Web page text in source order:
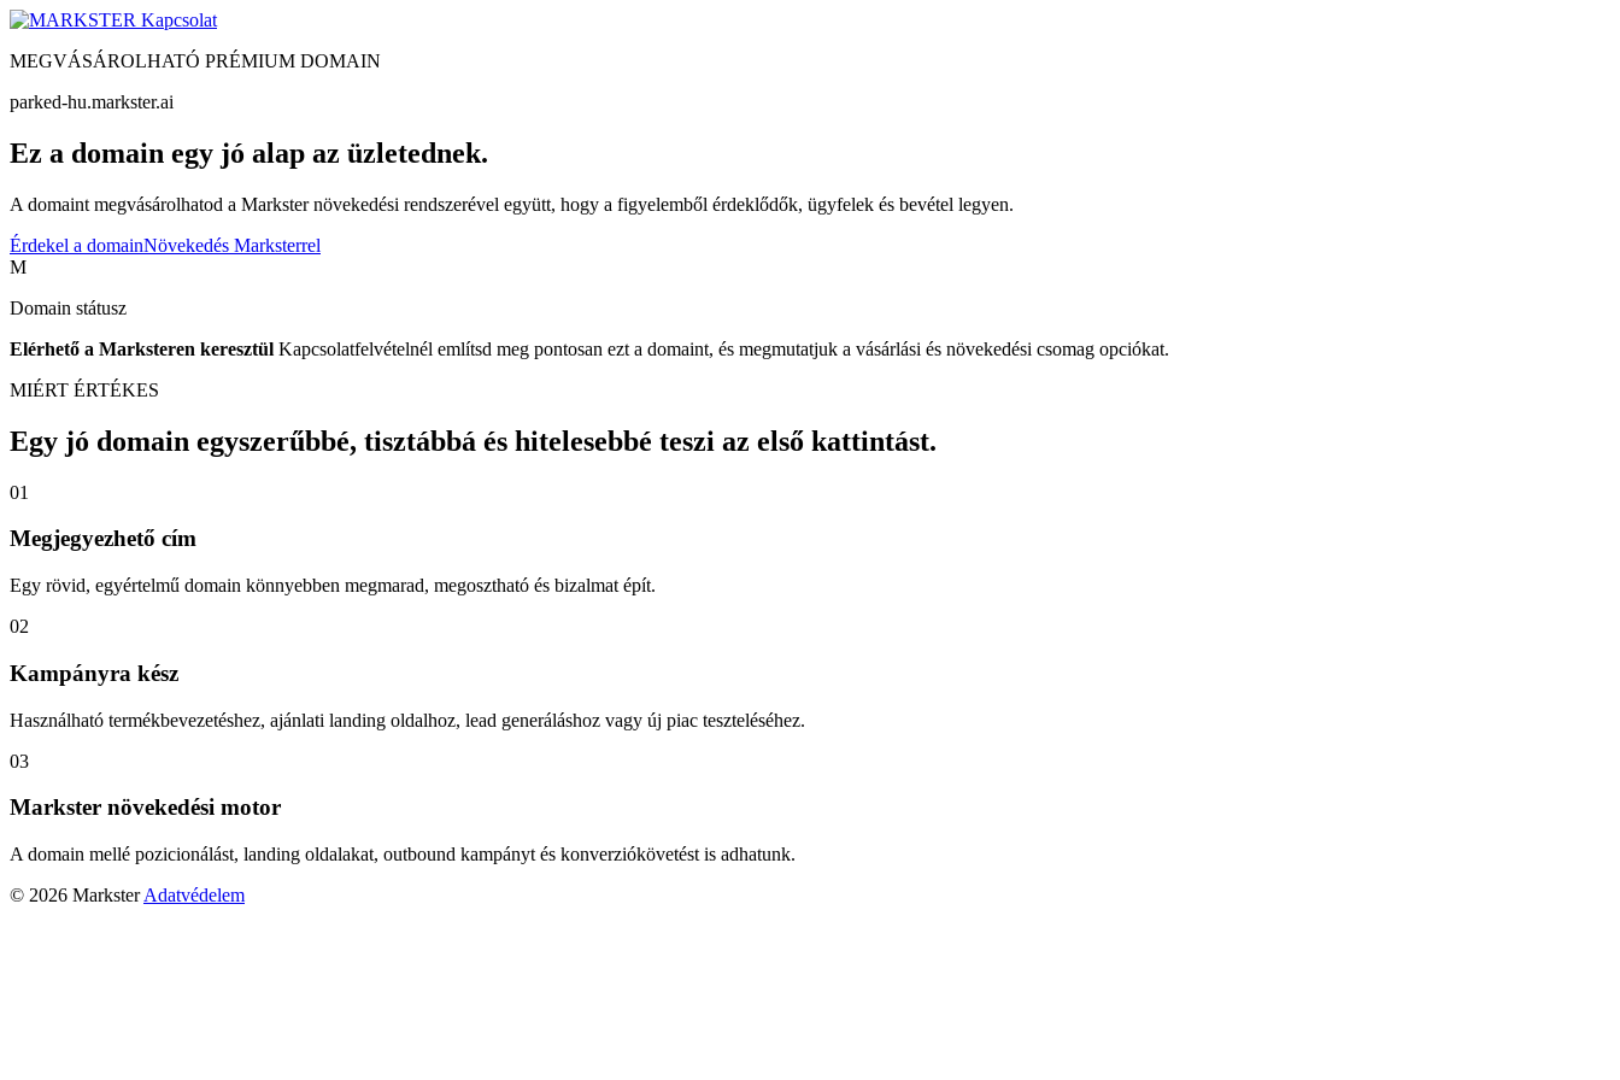
Kapcsolat
MEGVÁSÁROLHATÓ PRÉMIUM DOMAIN
parked-hu.markster.ai
Ez a domain egy jó alap az üzletednek.
A domaint megvásárolhatod a Markster növekedési rendszerével együtt, hogy a figyelemből érdeklődők, ügyfelek és bevétel legyen.
Érdekel a domainNövekedés Marksterrel
M
Domain státusz
Elérhető a Marksteren keresztül Kapcsolatfelvételnél említsd meg pontosan ezt a domaint, és megmutatjuk a vásárlási és növekedési csomag opciókat.
MIÉRT ÉRTÉKES
Egy jó domain egyszerűbbé, tisztábbá és hitelesebbé teszi az első kattintást.
01
Megjegyezhető cím
Egy rövid, egyértelmű domain könnyebben megmarad, megosztható és bizalmat épít.
02
Kampányra kész
Használható termékbevezetéshez, ajánlati landing oldalhoz, lead generáláshoz vagy új piac teszteléséhez.
03
Markster növekedési motor
A domain mellé pozicionálást, landing oldalakat, outbound kampányt és konverziókövetést is adhatunk.
© 2026 Markster Adatvédelem